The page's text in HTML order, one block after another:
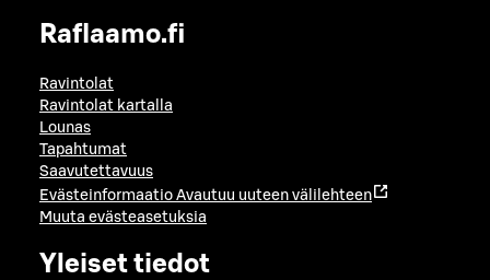
Raflaamo.fi
Ravintolat
Ravintolat kartalla
Lounas
Tapahtumat
Saavutettavuus
Evästeinformaatio Avautuu uuteen välilehteen
Muuta evästeasetuksia
Yleiset tiedot